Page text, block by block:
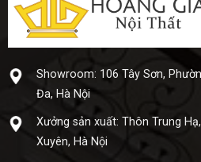
Showroom: 106 Tây Sơn,
Đa, Hà Nội
Xưở​ng sả​n xuấ​t: Thôn Trung
Xuyên, Hà Nội